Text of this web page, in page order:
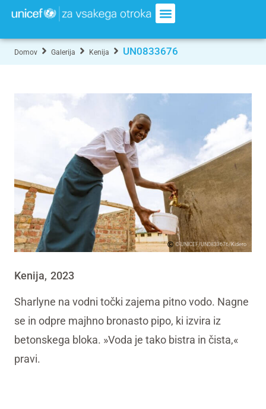
Domov Galerija Kenija UN0833676
© UNICEF/UN0833676/Kidero
Kenija, 2023
Sharlyne na vodni točki zajema pitno vodo. Nagne
se in odpre majhno bronasto pipo, ki izvira iz
betonskega bloka. »Voda je tako bistra in čista,«
pravi.